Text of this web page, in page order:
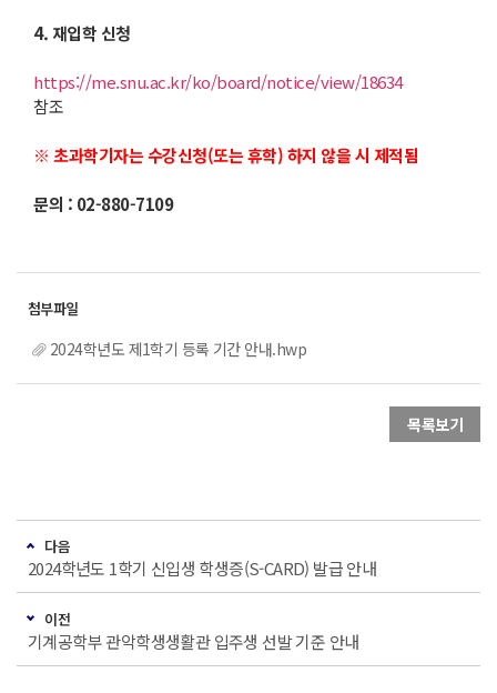
4. 재입학 신청
https://me.snu.ac.kr/ko/board/notice/view/18634
참조
※ 초과학기자는 수강신청(또는 휴학) 하지 않을 시 제적됨
문의 : 02-880-7109
2024학년도 제1학기 등록 기간 안내.hwp
목록보기
다음
2024학년도 1학기 신입생 학생증(S-CARD) 발급 안내
이전
기계공학부 관악학생생활관 입주생 선발 기준 안내